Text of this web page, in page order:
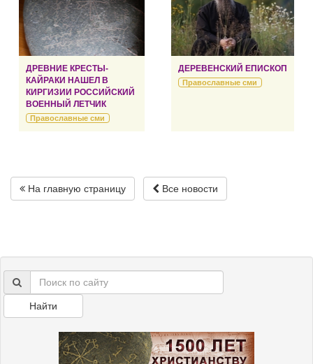
ДРЕВНИЕ КРЕСТЫ-
КАЙРАКИ НАШЕЛ В
КИРГИЗИИ РОССИЙСКИЙ
ВОЕННЫЙ ЛЕТЧИК
Православные сми
ДЕРЕВЕНСКИЙ ЕПИСКОП
Православные сми
На главную страницу Все новости
Найти